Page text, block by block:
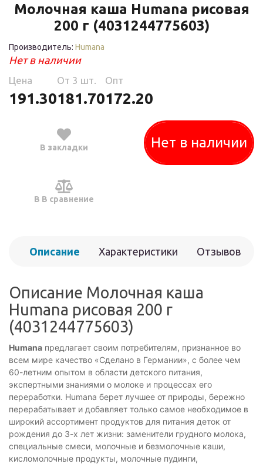
Молочная каша Humana рисовая
200 г (4031244775603)
Производитель: Humana
Нет в наличии
Цена
191.30
Oт 3 шт.
181.70
Опт
172.20
В закладки
В В сравнение
Нет в наличии
Описание Характеристики Отзывов
Описание Молочная каша
Humana рисовая 200 г
(4031244775603)
Humana предлагает своим потребителям, признанное во
всем мире качество «Сделано в Германии», с более чем
60-летним опытом в области детского питания,
экспертными знаниями о молоке и процессах его
переработки. Humana берет лучшее от природы, бережно
перерабатывает и добавляет только самое необходимое в
широкий ассортимент продуктов для питания деток от
рождения до 3-х лет жизни: заменители грудного молока,
специальные смеси, молочные и безмолочные каши,
кисломолочные продукты, молочные пудинги,